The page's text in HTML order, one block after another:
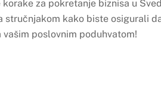
za pokretanje biznisa u
stručnjakom kako biste osigurali
poslovnim poduhvatom!